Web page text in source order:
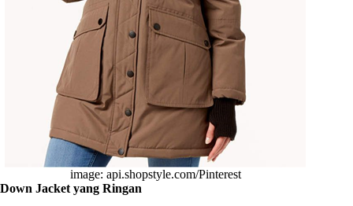
image: api.shopstyle.com/Pinterest
Down Jacket yang Ringan